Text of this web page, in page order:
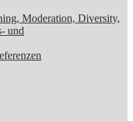
Moderation, Diversity,
und